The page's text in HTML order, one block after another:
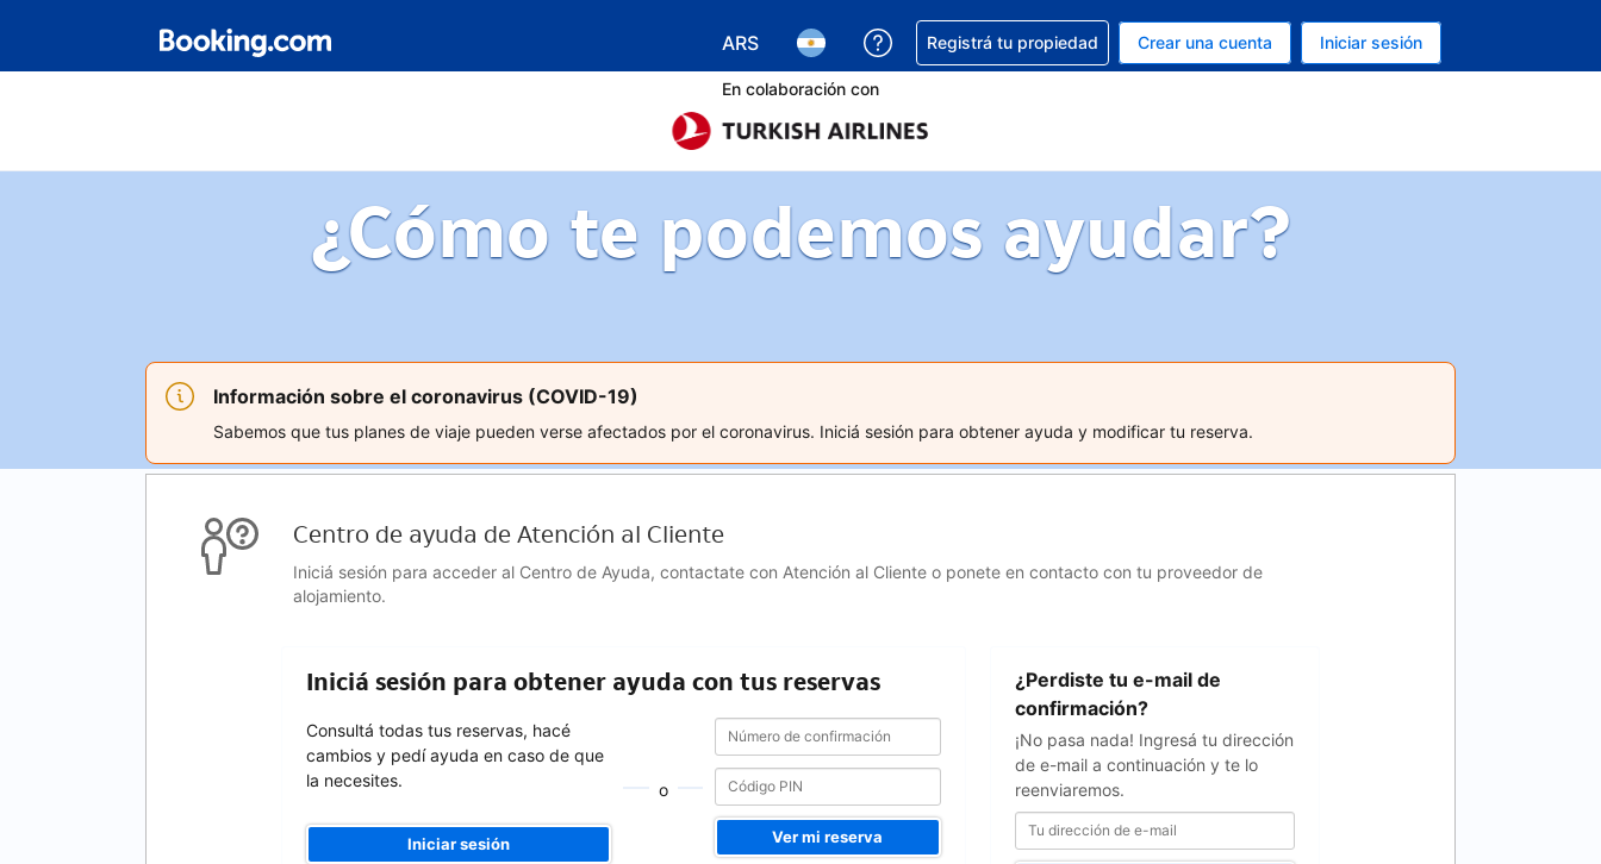
ARS
Elegir la moneda. Tu moneda actual es Peso argentino
Elegir el idioma. El idioma que estás usando es Español (Argentina)
Conseguí ayuda con tu reserva
Registrá tu propiedad Crear una cuenta Iniciar sesión
En colaboración con
¿Cómo te podemos ayudar?
Información sobre el coronavirus (COVID-19)
Sabemos que tus planes de viaje pueden verse afectados por el coronavirus. Iniciá sesión para obtener ayuda y modificar tu reserva.
Centro de ayuda de Atención al Cliente
Iniciá sesión para acceder al Centro de Ayuda, contactate con Atención al Cliente o ponete en contacto con tu proveedor de
alojamiento.
Iniciá sesión para obtener ayuda con tus reservas
Consultá todas tus reservas, hacé
cambios y pedí ayuda en caso de que
la necesites.
Iniciar sesión
o
Número
de
confirmación
Número
confirmación
Ver mi reserva
¿Perdiste tu e-mail de
confirmación?
¡No pasa nada! Ingresá tu dirección
de e-mail a continuación y te lo
reenviaremos.
dirección